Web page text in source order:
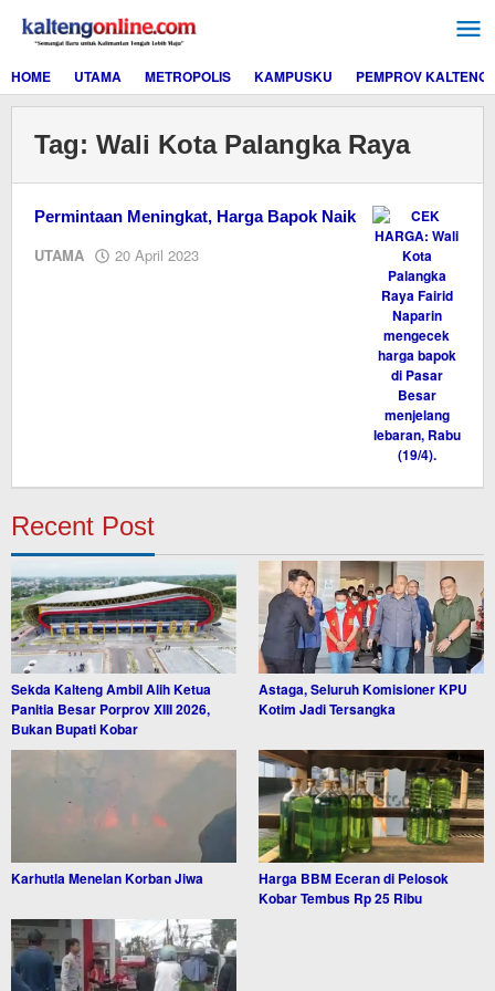
konten
HOME
UTAMA METROPOLIS KAMPUSKU PEMPROV KALTENG
Tag: Wali Kota Palangka Raya
Permintaan Meningkat, Harga Bapok Naik
UTAMA 20 April 2023
Recent Post
Sekda Kalteng Ambil Alih Ketua
Panitia Besar Porprov XIII 2026,
Bukan Bupati Kobar
Astaga, Seluruh Komisioner KPU
Kotim Jadi Tersangka
Karhutla Menelan Korban Jiwa
Harga BBM Eceran di Pelosok
Kobar Tembus Rp 25 Ribu